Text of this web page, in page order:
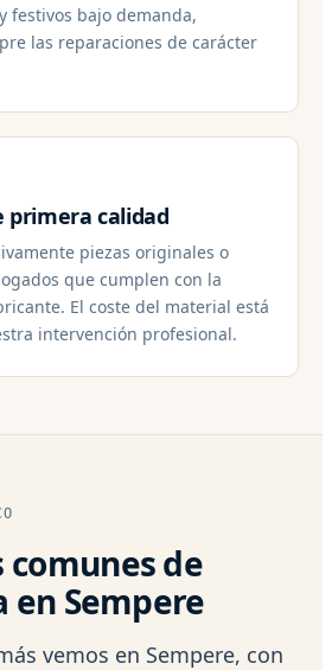
festivos bajo demanda,
las reparaciones de carácter
primera calidad
piezas originales o
que cumplen con la
El coste del material está
intervención profesional.
comunes de
Sempere
vemos en Sempere, con